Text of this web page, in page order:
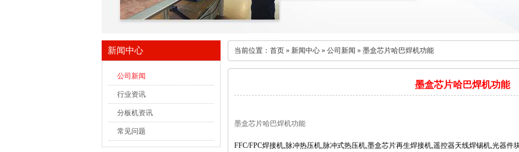
新闻中心
公司新闻
行业资讯
分板机资讯
常见问题
当前位置： 首页 » 新闻中心 » 公司新闻 » 墨盒芯片哈巴焊机功能
墨盒芯片哈巴焊机功能
墨盒芯片哈巴焊机功能
FFC/FPC焊接机,脉冲热压机,脉冲式热压机,墨盒芯片再生焊接机,遥控器天线焊锡机,光器件